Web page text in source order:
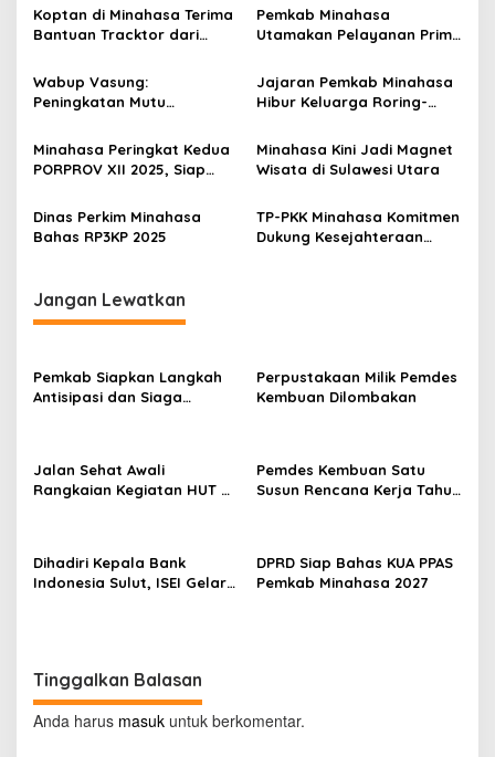
a
s
i
p
s
Koptan di Minahasa Terima
Bantuan Tracktor dari
Ketahanan Pangan
Pemkab Minahasa
Utamakan Pelayanan Prima
Wabup Vasung:
Peningkatan Mutu
Jajaran Pemkab Minahasa
Hibur Keluarga Roring-
Minahasa Peringkat Kedua
PORPROV XII 2025, Siap
Minahasa Kini Jadi Magnet
Wisata di Sulawesi Utara
Dinas Perkim Minahasa
Bahas RP3KP 2025
TP-PKK Minahasa Komitmen
Dukung Kesejahteraan
Jangan Lewatkan
Pemkab Siapkan Langkah
Antisipasi dan Siaga
Perpustakaan Milik Pemdes
Kembuan Dilombakan
Jalan Sehat Awali
Rangkaian Kegiatan HUT RI
Pemdes Kembuan Satu
Susun Rencana Kerja Tahun
Dihadiri Kepala Bank
Indonesia Sulut, ISEI Gelar
DPRD Siap Bahas KUA PPAS
Pemkab Minahasa 2027
Tinggalkan Balasan
Anda harus masuk untuk berkomentar.